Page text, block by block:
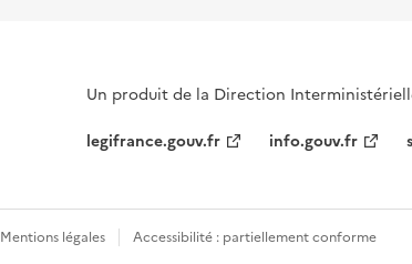
Un produit de la Direction
legifrance.gouv.fr
info.gouv.fr
Mentions légales Accessibilité : partiellement conforme